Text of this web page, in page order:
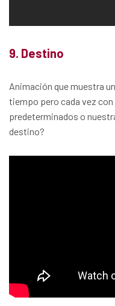
9. Destino
Animación que muestra
tiempo pero cada vez
predeterminados o
destino?